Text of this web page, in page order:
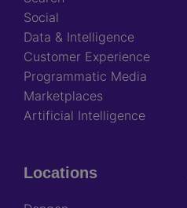
Social
Data & Intelligence
Customer Experience
Programmatic Media
Marketplaces
Artificial Intelligence
Locations